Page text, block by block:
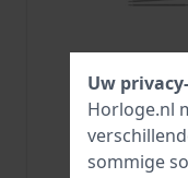
Uw
Horloge.nl
sommige